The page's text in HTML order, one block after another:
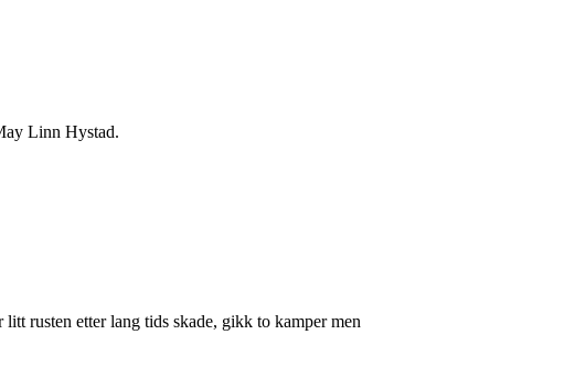
Linn Hystad.
rusten etter lang tids skade, gikk to kamper men